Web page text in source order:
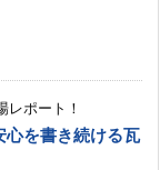
レポート！
心を書き続ける瓦